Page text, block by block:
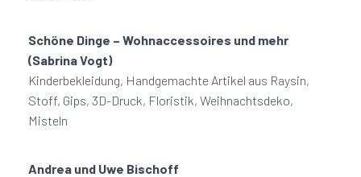
Schöne Dinge – Wohnaccessoires und mehr
(Sabrina Vogt)
Kinderbekleidung, Handgemachte Artikel aus Raysin,
Stoff, Gips, 3D-Druck, Floristik, Weihnachtsdeko,
Misteln
Andrea und Uwe Bischoff